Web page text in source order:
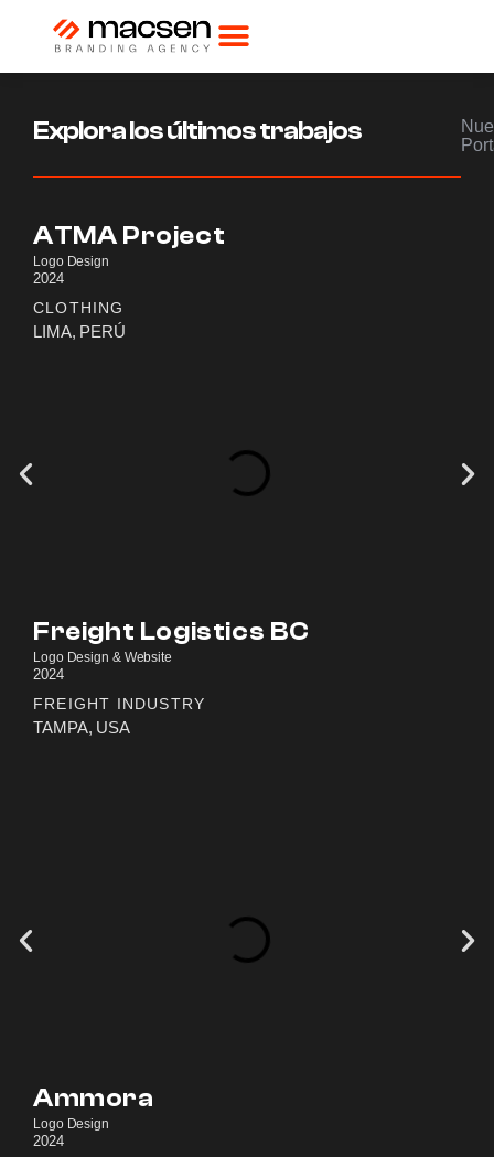
Explora los últimos trabajos
ATMA Project
Logo Design
2024
CLOTHING
LIMA, PERÚ
Freight Logistics BC
Logo Design & Website
2024
FREIGHT INDUSTRY
TAMPA, USA
Ammora
Logo Design
2024